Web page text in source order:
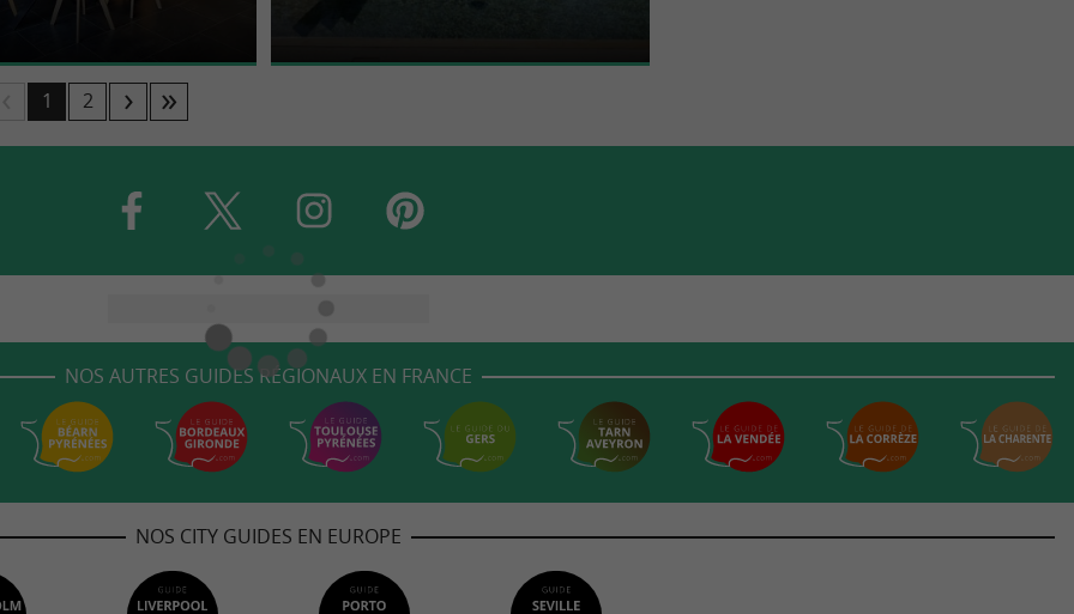
1 2
NOS AUTRES GUIDES RÉGIONAUX EN FRANCE
NOS CITY GUIDES EN EUROPE